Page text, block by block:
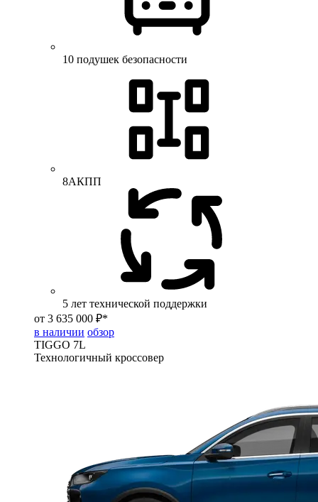
10 подушек безопасности
8АКПП
5 лет технической поддержки
от 3 635 000 ₽*
в наличии обзор
TIGGO 7L
Технологичный кроссовер